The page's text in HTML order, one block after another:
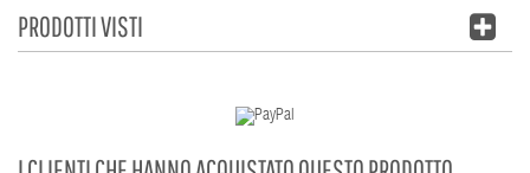
PRODOTTI VISTI